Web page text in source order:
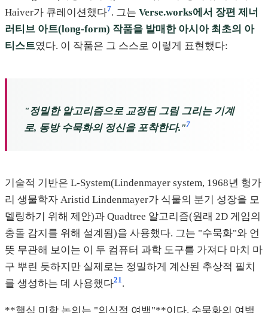
Haiver가 큐레이션했다7. 그는 Verse.works에서 장편 제너
러티브 아트(long-form) 작품을 발매한 아시아 최초의 아
티스트였다. 이 작품은 그 스스로 이렇게 표현했다:
"정밀한 알고리즘으로 교정된 그림 그리는 기계
로, 동방 수묵화의 정신을 포착한다."7
기술적 기반은 L-System(Lindenmayer system, 1968년 헝가
리 생물학자 Aristid Lindenmayer가 식물의 분기 성장을 모
델링하기 위해 제안)과 Quadtree 알고리즘(원래 2D 게임의
충돌 감지를 위해 설계됨)을 사용했다. 그는 "수묵화"와 언
뜻 무관해 보이는 이 두 컴퓨터 과학 도구를 가져다 마치 마
구 뿌린 듯하지만 실제로는 정밀하게 계산된 추상적 필치
를 생성하는 데 사용했다21.
**핵심 미학 논의는 "의식적 여백"**이다. 수묵화의 여백